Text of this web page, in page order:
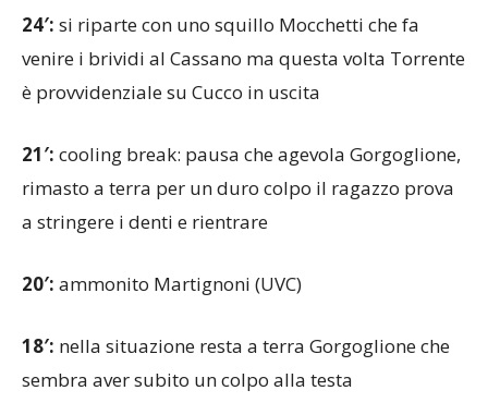
24′: si riparte con uno squillo Mocchetti che fa
venire i brividi al Cassano ma questa volta Torrente
è provvidenziale su Cucco in uscita
21′: cooling break: pausa che agevola Gorgoglione,
rimasto a terra per un duro colpo il ragazzo prova
a stringere i denti e rientrare
20′: ammonito Martignoni (UVC)
18′: nella situazione resta a terra Gorgoglione che
sembra aver subito un colpo alla testa